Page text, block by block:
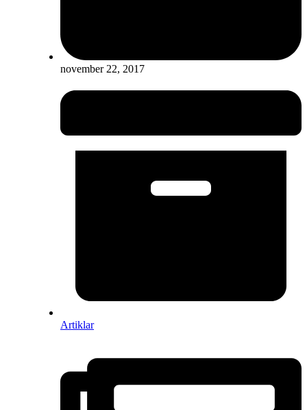
november 22, 2017
Artiklar